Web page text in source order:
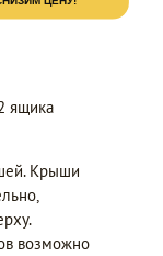
ящика
Крыши
возможно